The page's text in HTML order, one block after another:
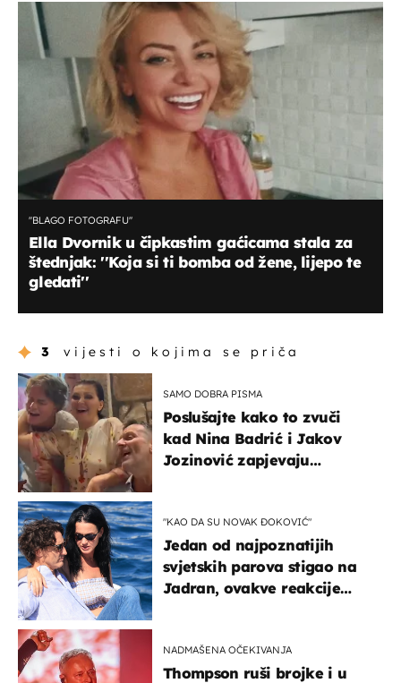
''BLAGO FOTOGRAFU''
Ella Dvornik u čipkastim gaćicama stala za
štednjak: ''Koja si ti bomba od žene, lijepo te
gledati''
3 vijesti o kojima se priča
SAMO DOBRA PISMA
Poslušajte kako to zvuči
kad Nina Badrić i Jakov
Jozinović zapjevaju
"KAO DA SU NOVAK ĐOKOVIĆ"
Jedan od najpoznatijih
svjetskih parova stigao na
Jadran, ovakve reakcije
NADMAŠENA OČEKIVANJA
Thompson ruši brojke i u